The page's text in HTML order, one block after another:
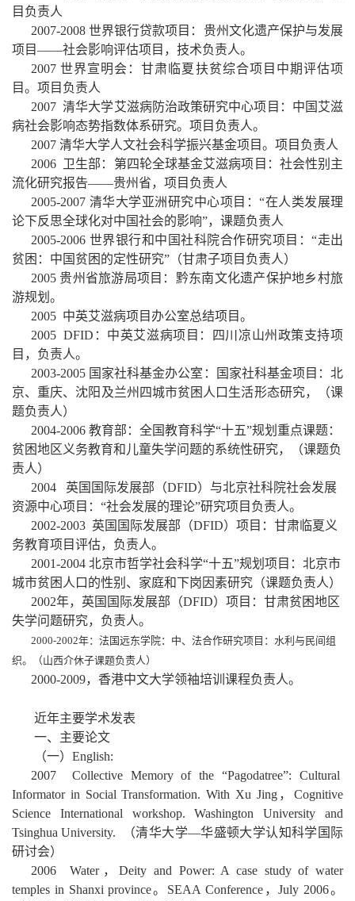
目负责人
2007-2008世界银行贷款项目：贵州文化遗产保护与发展
项目——社会影响评估项目，技术负责人。
2007世界宣明会：甘肃临夏扶贫综合项目中期评估项
目。项目负责人
2007 清华大学艾滋病防治政策研究中心项目：中国艾滋
病社会影响态势指数体系研究。项目负责人。
2007 清华大学人文社会科学振兴基金项目。项目负责人
2006 卫生部： 第四轮全球基金艾滋病项目：社会性别主
流化研究报告——贵州省，项目负责人
2005-2007 清华大学亚洲研究中心项目：“在人类发展理
论下反思全球化对中国社会的影响”，课题负责人
2005-2006 世界银行和中国社科院合作研究项目：“走出
贫困：中国贫困的定性研究”（甘肃子项目负责人）
2005 贵州省旅游局项目：黔东南文化遗产保护地乡村旅
游规划。
2005 中英艾滋病项目办公室总结项目。
2005 DFID ：中英艾滋病项目：四川凉山州政策支持项
目，负责人。
2003-2005 国家社科基金办公室：
国家社科基金项目：北
京、重庆、沈阳及兰州四城市贫困人口生活形态研究，（课
题负责人）
2004-2006 教育部： 全国教育科学“十五”规划重点课题：
贫困地区义务教育和儿童失学问题的系统性研究，
（课题负
责人）
2004
英国国际发展部（DFID）与北京社科院社会发展
资源中心项目：“社会发展的理论”研究项目负责人。
2002-2003 英国国际发展部（DFID）项目：甘肃临夏义
务教育项目评估，负责人。
2001-2004 北京市哲学社会科学“十五”规划项目：北京市
城市贫困人口的性别、家庭和下岗因素研究（课题负责人）
2002年，英国国际发展部（DFID）项目：甘肃贫困地区
失学问题研究，负责人。
2000-2002年：法国远东学院：中、法合作研究项目：水利与民间组
织。（山西介休子课题负责人）
2000-2009，香港中文大学领袖培训课程负责人。
近年主要学术发表
一、主要论文
（一） English:
2007
Collective Memory of the “Pagodatree”: Cultural
Informator in Social Transformation. With Xu Jing， Cognitive
Science International workshop. Washington University and
Tsinghua University.
（清华大学—华盛顿大学认知科学国际
研讨会）
2006
Water，Deity and Power: A case study of water
temples in Shanxi province。 SEAA Conference，July 2006。